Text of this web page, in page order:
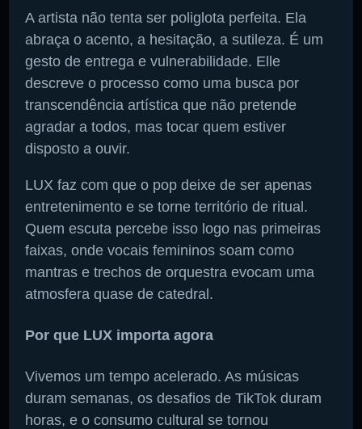
A artista não tenta ser poliglota perfeita. Ela
abraça o acento, a hesitação, a sutileza. É um
gesto de entrega e vulnerabilidade. Elle
descreve o processo como uma busca por
transcendência artística que não pretende
agradar a todos, mas tocar quem estiver
disposto a ouvir.
LUX faz com que o pop deixe de ser apenas
entretenimento e se torne território de ritual.
Quem escuta percebe isso logo nas primeiras
faixas, onde vocais femininos soam como
mantras e trechos de orquestra evocam uma
atmosfera quase de catedral.
Por que LUX importa agora
Vivemos um tempo acelerado. As músicas
duram semanas, os desafios de TikTok duram
horas, e o consumo cultural se tornou